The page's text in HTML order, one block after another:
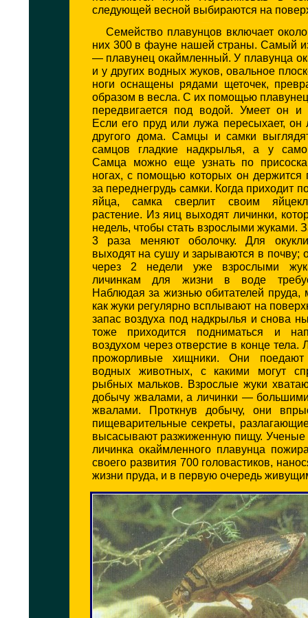
следующей весной выбираются на
Семейство плавунцов включает
них 300 в фауне нашей страны. Самый
— плавунец окаймленный. У плавунца
и у других водных жуков, овальное
ноги оснащены рядами щеточек,
образом в весла. С их помощью
передвигается под водой. Умеет он и
Если его пруд или лужа пересыхает, он
другого дома. Самцы и самки
самцов гладкие надкрылья, а у
Самца можно еще узнать по
ногах, с помощью которых он держится
за переднегрудь самки. Когда приходит
яйца, самка сверлит своим
растение. Из яиц выходят личинки,
недель, чтобы стать взрослыми жуками.
3 раза меняют оболочку. Для
выходят на сушу и зарываются в почву;
через 2 недели уже взрослыми
личинкам для жизни в воде
Наблюдая за жизнью обитателей пруда,
как жуки регулярно всплывают на
запас воздуха под надкрылья и снова
тоже приходится подниматься и
воздухом через отверстие в конце
прожорливые хищники. Они поедают
водных животных, с какими могут
рыбных мальков. Взрослые жуки
добычу жвалами, а личинки —
жвалами. Проткнув добычу, они
пищеварительные секреты,
высасывают разжиженную пищу. Ученые
личинка окаймленного плавунца
своего развития 700 головастиков,
жизни пруда, и в первую очередь